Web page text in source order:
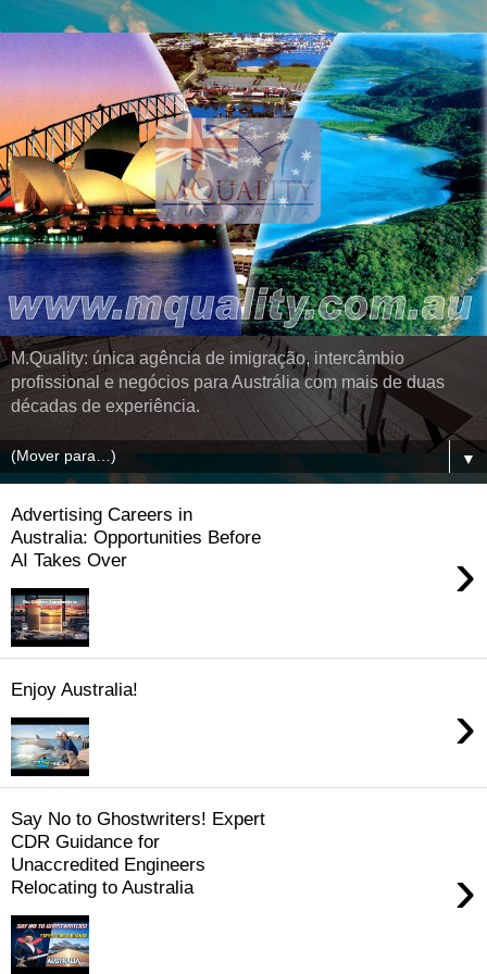
M.Quality: única agência de imigração, intercâmbio
profissional e negócios para Austrália com mais de duas
décadas de experiência.
▼
Advertising Careers in
Australia: Opportunities Before
AI Takes Over
›
Enjoy Australia!
›
Say No to Ghostwriters! Expert
CDR Guidance for
Unaccredited Engineers
Relocating to Australia
›